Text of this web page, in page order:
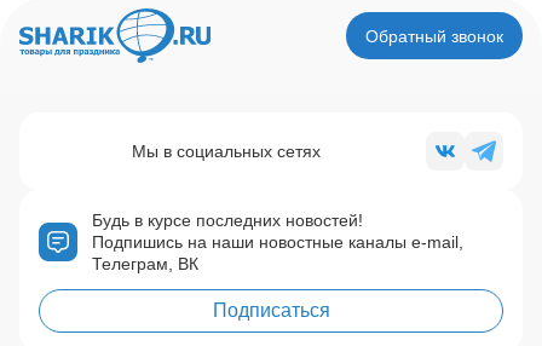
Обратный звонок
Будь в курсе последних новостей!
Подпишись на наши новостные каналы e-mail,
Телеграм, ВК
Подписаться
Мы в социальных сетях